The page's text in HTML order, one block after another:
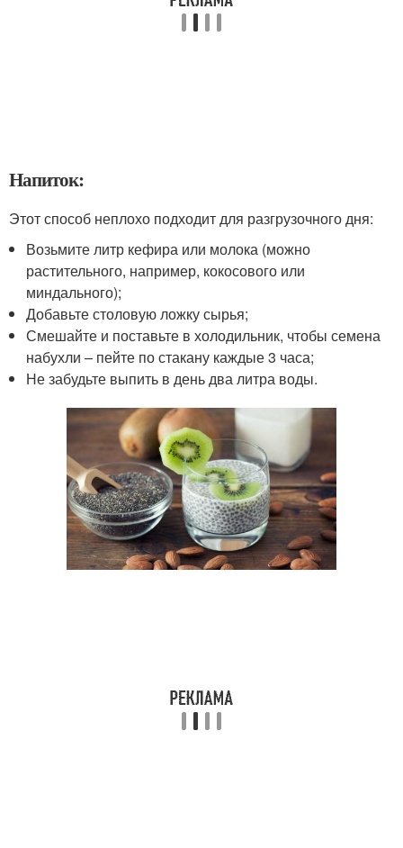
Напиток:
Этот способ неплохо подходит для разгрузочного дня:
Возьмите литр кефира или молока (можно
растительного, например, кокосового или
миндального);
Добавьте столовую ложку сырья;
Смешайте и поставьте в холодильник, чтобы семена
набухли – пейте по стакану каждые 3 часа;
Не забудьте выпить в день два литра воды.